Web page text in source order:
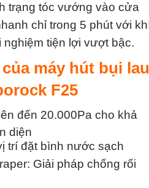
trạng tóc vướng vào cửa
chỉ trong 5 phút với
nghiệm tiện lợi vượt bậc.
máy hút bụi lau
F25
đến 20.000Pa cho khả
diện
trí đặt bình nước sạch
Giải pháp chống rối